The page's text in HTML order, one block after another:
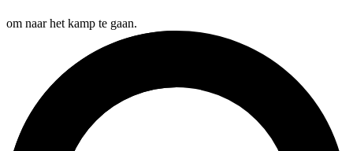
om naar het kamp te gaan.